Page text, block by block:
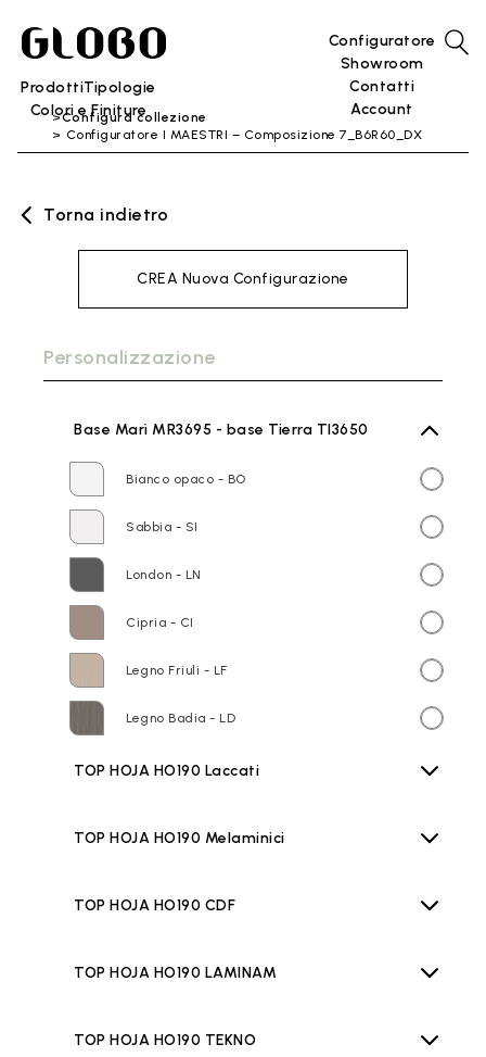
ProdottiTipologie
Colori e Finiture
Configuratore
Showroom
Contatti
Account
Configura collezione
Configuratore I MAESTRI – Composizione 7_B6R60_DX
Torna indietro
CREA Nuova Configurazione
Personalizzazione
Base Marì MR3695 - base Tierra TI3650
Bianco opaco - BO
Sabbia - SI
London - LN
Cipria - CI
Legno Friuli - LF
Legno Badia - LD
TOP HOJA HO190 Laccati
TOP HOJA HO190 Melaminici
TOP HOJA HO190 CDF
TOP HOJA HO190 LAMINAM
TOP HOJA HO190 TEKNO